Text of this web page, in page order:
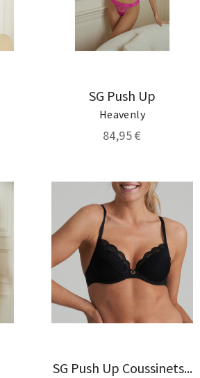
SG Push Up
Heavenly
84,95 €
SG Push Up Coussinets...